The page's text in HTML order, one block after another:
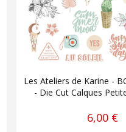
Les Ateliers de Karine -
- Die Cut Calques
6,00 €